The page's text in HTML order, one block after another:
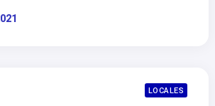
LOCALES